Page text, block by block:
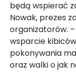
będą wspierać
Nowak, prezes
organizatorów.
wsparcie
pokonywania
oraz walki o jak